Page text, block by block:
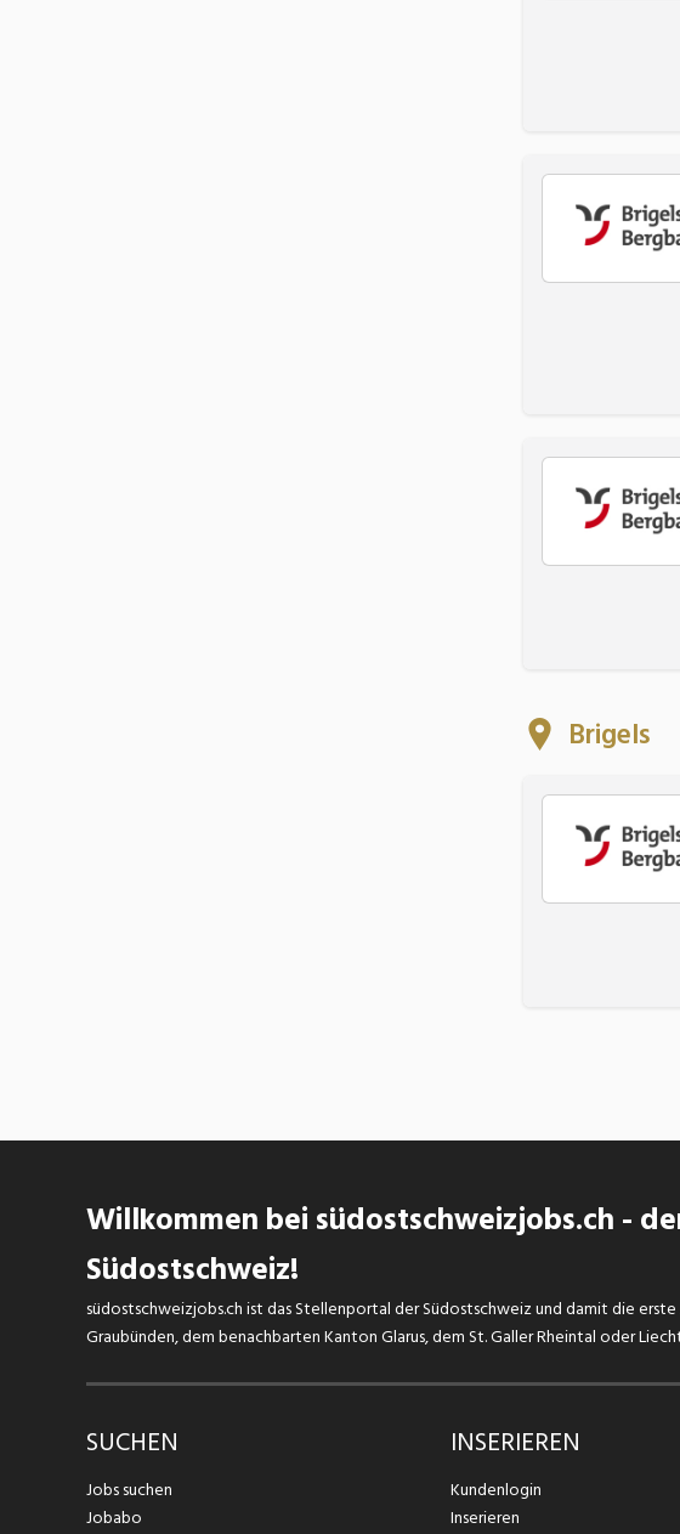
Brigels
Willkommen bei südostschweizjobs.ch -
Südostschweiz!
südostschweizjobs.ch ist das Stellenportal der Südostschweiz und damit die
Graubünden, dem benachbarten Kanton Glarus, dem St. Galler Rheintal oder
SUCHEN
Jobs suchen
Jobabo
INSERIEREN
Kundenlogin
Inserieren